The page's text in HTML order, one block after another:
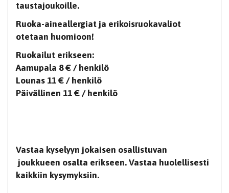
taustajoukoille.
Ruoka-aineallergiat ja erikoisruokavaliot
otetaan huomioon!
Ruokailut erikseen:
Aamupala 8 € / henkilö
Lounas 11 € / henkilö
Päivällinen 11 € / henkilö
Vastaa kyselyyn jokaisen osallistuvan
joukkueen osalta erikseen. Vastaa huolellisesti
kaikkiin kysymyksiin.